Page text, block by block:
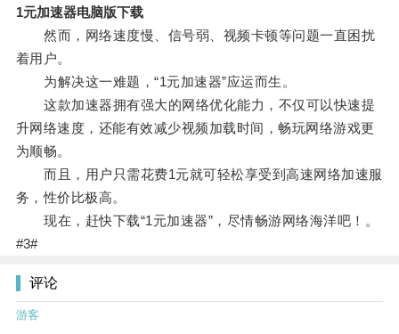
1元加速器电脑版下载
然而，网络速度慢、信号弱、视频卡顿等问题一直困扰
着用户。
为解决这一难题，“1元加速器”应运而生。
这款加速器拥有强大的网络优化能力，不仅可以快速提
升网络速度，还能有效减少视频加载时间，畅玩网络游戏更
为顺畅。
而且，用户只需花费1元就可轻松享受到高速网络加速服
务，性价比极高。
现在，赶快下载“1元加速器”，尽情畅游网络海洋吧！。
#3#
评论
游客